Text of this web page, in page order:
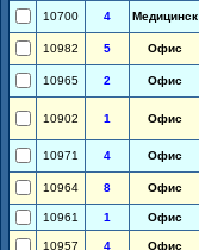
10700 4 Медицинск
10982 5 Офис
10965 2 Офис
10902 1 Офис
10971 4 Офис
10964 8 Офис
10961 1 Офис
10957 4 Офис